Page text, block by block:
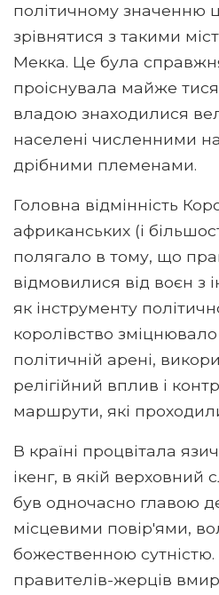
політичному значенню
зрівнятися з такими
Мекка. Це була
проіснувала майже
владою знаходилися
населені численними
дрібними племенами.
Головна відмінність
африканських (і
полягало в тому, що
відмовилися від воєн
як інструменту
королівство зміцнювало
політичній арені,
релігійний вплив і
маршрути, які
В країні процвітала
ікенг, в якій верховний
був одночасно главою
місцевими повір'ями,
божественною
правителів-жерців